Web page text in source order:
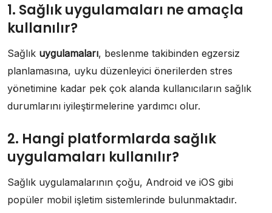
1. Sağlık uygulamaları ne amaçla
kullanılır?
Sağlık uygulamaları, beslenme takibinden egzersiz
planlamasına, uyku düzenleyici önerilerden stres
yönetimine kadar pek çok alanda kullanıcıların sağlık
durumlarını iyileştirmelerine yardımcı olur.
2. Hangi platformlarda sağlık
uygulamaları kullanılır?
Sağlık uygulamalarının çoğu, Android ve iOS gibi
popüler mobil işletim sistemlerinde bulunmaktadır.